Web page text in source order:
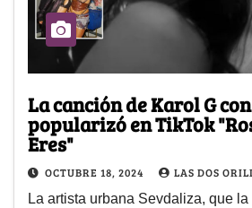
La canción de Karol G
popularizó en TikTok
Eres"
OCTUBRE 18, 2024 LAS DOS
La artista urbana Sevdaliza, que